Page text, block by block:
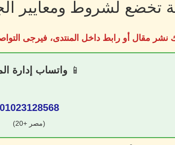
تخضع لشروط ومعايير
نشر مقال أو رابط داخل المنتدى، فيرجى
📱 واتساب إدارة
01023128568
(مصر +20)